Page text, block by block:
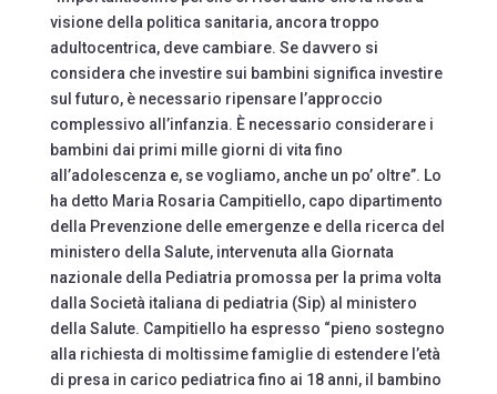
visione della politica sanitaria, ancora troppo
adultocentrica, deve cambiare. Se davvero si
considera che investire sui bambini significa investire
sul futuro, è necessario ripensare l’approccio
complessivo all’infanzia. È necessario considerare i
bambini dai primi mille giorni di vita fino
all’adolescenza e, se vogliamo, anche un po’ oltre”. Lo
ha detto Maria Rosaria Campitiello, capo dipartimento
della Prevenzione delle emergenze e della ricerca del
ministero della Salute, intervenuta alla Giornata
nazionale della Pediatria promossa per la prima volta
dalla Società italiana di pediatria (Sip) al ministero
della Salute. Campitiello ha espresso “pieno sostegno
alla richiesta di moltissime famiglie di estendere l’età
di presa in carico pediatrica fino ai 18 anni, il bambino